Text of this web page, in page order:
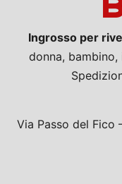
Ingrosso per
donna,
Via Passo del Fico